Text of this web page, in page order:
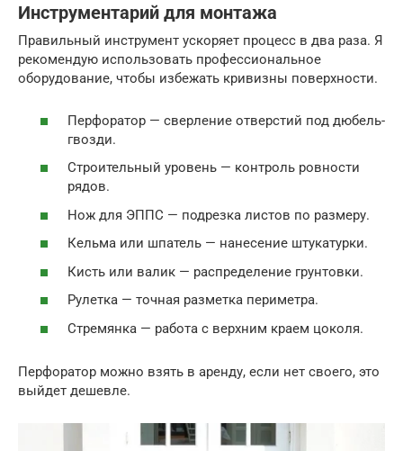
Инструментарий для монтажа
Правильный инструмент ускоряет процесс в два раза. Я
рекомендую использовать профессиональное
оборудование, чтобы избежать кривизны поверхности.
Перфоратор — сверление отверстий под дюбель-
гвозди.
Строительный уровень — контроль ровности
рядов.
Нож для ЭППС — подрезка листов по размеру.
Кельма или шпатель — нанесение штукатурки.
Кисть или валик — распределение грунтовки.
Рулетка — точная разметка периметра.
Стремянка — работа с верхним краем цоколя.
Перфоратор можно взять в аренду, если нет своего, это
выйдет дешевле.